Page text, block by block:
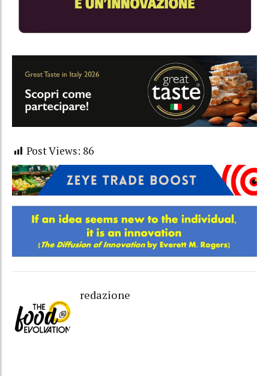
Post Views: 86
redazione